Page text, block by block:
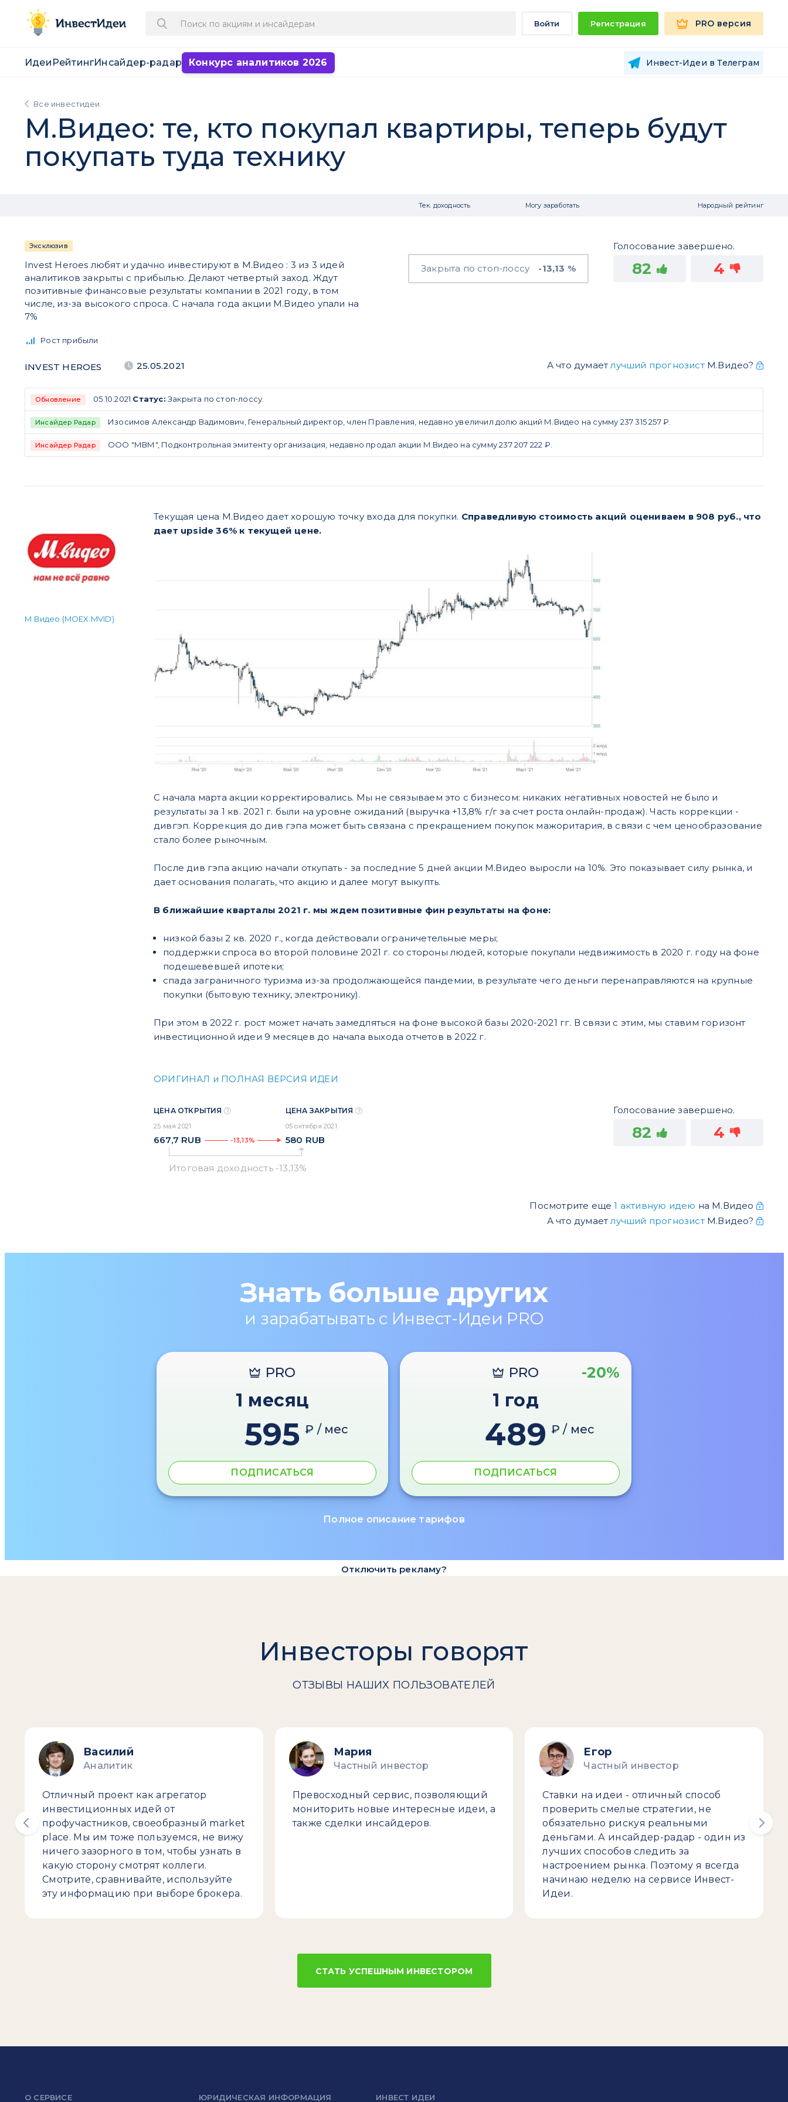
Войти Регистрация PRO версия
Идеи РейтингИнсайдер-радар Конкурс аналитиков 2026 Инвест-Идеи в Телеграм
Все инвестидеи
М.Видео: те, кто покупал квартиры, теперь будут
покупать туда технику
Тек. доходность Могу заработать Народный рейтинг
Эксклюзив
Invest Heroes любят и удачно инвестируют в М.Видео : 3 из 3 идей
аналитиков закрыты с прибылью. Делают четвертый заход. Ждут
позитивные финансовые результаты компании в 2021 году, в том
числе, из-за высокого спроса. С начала года акции М.Видео упали на
7%
Закрыта по стоп-лоссу -13,13 %
Голосование завершено.
82 4
Рост прибыли
INVEST HEROES 25.05.2021 А что думает лучший прогнозистМ.Видео?
Обновление 05.10.2021 Статус: Закрыта по стоп-лоссу.
Инсайдер Радар Изосимов Александр Вадимович, Генеральный директор, член Правления, недавно увеличил долю акций М.Видео на сумму 237 315 257 ₽.
Инсайдер Радар ООО "МВМ", Подконтрольная эмитенту организация, недавно продал акции М.Видео на сумму 237 207 222 ₽.
М.Видео (MOEX:MVID)
Текущая цена М.Видео дает хорошую точку входа для покупки. Справедливую стоимость акций оцениваем в 908 руб., что
дает upside 36% к текущей цене.
С начала марта акции корректировались. Мы не связываем это с бизнесом: никаких негативных новостей не было и
результаты за 1 кв. 2021 г. были на уровне ожиданий (выручка +13,8% г/г за счет роста онлайн-продаж). Часть коррекции -
дивгэп. Коррекция до див гэпа может быть связана с прекращением покупок мажоритария, в связи с чем ценообразование
стало более рыночным.
После див гэпа акцию начали откупать - за последние 5 дней акции М.Видео выросли на 10%. Это показывает силу рынка, и
дает основания полагать, что акцию и далее могут выкупть.
В ближайшие кварталы 2021 г. мы ждем позитивные фин результаты на фоне:
низкой базы 2 кв. 2020 г., когда действовали ограничетельные меры;
поддержки спроса во второй половине 2021 г. со стороны людей, которые покупали недвижимость в 2020 г. году на фоне
подешевевшей ипотеки;
спада заграничного туризма из-за продолжающейся пандемии, в результате чего деньги перенаправляются на крупные
покупки (бытовую технику, электронику).
При этом в 2022 г. рост может начать замедляться на фоне высокой базы 2020-2021 гг. В связи с этим, мы ставим горизонт
инвестиционной идеи 9 месяцев до начала выхода отчетов в 2022 г.
ОРИГИНАЛ и ПОЛНАЯ ВЕРСИЯ ИДЕИ
ЦЕНА ОТКРЫТИЯ
25 мая 2021
667,7 RUB -13,13%
ЦЕНА ЗАКРЫТИЯ
05 октября 2021
580 RUB
Голосование завершено.
82 4
Посмотрите еще1 активную идею на М.Видео
А что думаетлучший прогнозистМ.Видео?
Знать больше других
и зарабатывать с Инвест-Идеи PRO
PRO
1 месяц
595 ₽ / мес
ПОДПИСАТЬСЯ
PRO -20%
1 год
489 ₽ / мес
ПОДПИСАТЬСЯ
Полное описание тарифов
Отключить рекламу?
Инвесторы говорят
ОТЗЫВЫ НАШИХ ПОЛЬЗОВАТЕЛЕЙ
Василий
Аналитик
Отличный проект как агрегатор
инвестиционных идей от
профучастников, своеобразный market
place. Мы им тоже пользуемся, не вижу
ничего зазорного в том, чтобы узнать в
какую сторону смотрят коллеги.
Смотрите, сравнивайте, используйте
эту информацию при выборе брокера.
Мария
Частный инвестор
Превосходный сервис, позволяющий
мониторить новые интересные идеи, а
также сделки инсайдеров.
Егор
Частный инвестор
Ставки на идеи - отличный способ
проверить смелые стратегии, не
обязательно рискуя реальными
деньгами. А инсайдер-радар - один из
лучших способов следить за
настроением рынка. Поэтому я всегда
начинаю неделю на сервисе Инвест-
Идеи.
СТАТЬ УСПЕШНЫМ ИНВЕСТОРОМ
О СЕРВИСЕ ЮРИДИЧЕСКАЯ ИНФОРМАЦИЯ ИНВЕСТ ИДЕИ